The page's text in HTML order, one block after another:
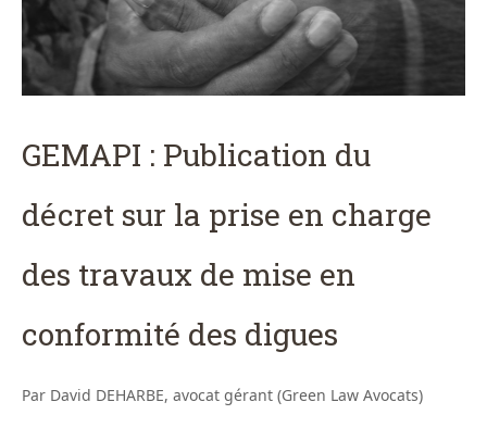
GEMAPI : Publication du
décret sur la prise en charge
des travaux de mise en
conformité des digues
Par David DEHARBE, avocat gérant (Green Law Avocats)